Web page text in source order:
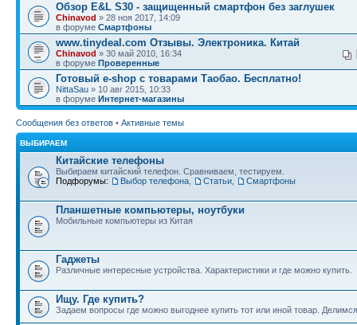
Обзор E&L S30 - защищенный смартфон без заглушек
Chinavod » 28 ноя 2017, 14:09
в форуме Смартфоны
www.tinydeal.com Отзывы. Электроника. Китай
Chinavod » 30 май 2010, 16:34
в форуме Проверенные
Готовый e-shop с товарами Таобао. Бесплатно!
NittaSau » 10 авг 2015, 10:33
в форуме Интернет-магазины
Сообщения без ответов • Активные темы
ВЫБИРАЕМ
Китайские телефоны
Выбираем китайский телефон. Сравниваем, тестируем.
Подфорумы:
Выбор телефона Статьи Смартфоны
Планшетные компьютеры, ноутбуки
Мобильные компьютеры из Китая
Гаджеты
Различные интересные устройства. Характеристики и где можно купить.
Ищу. Где купить?
Задаем вопросы где можно выгоднее купить тот или иной товар.